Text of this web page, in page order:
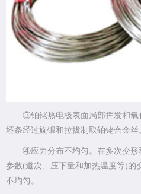
③铂铑热电极表面局部挥发和氧
坯条经过旋锻和拉拔制取铂铑合金丝
④应力分布不均匀。在多次变形
参数(道次、压下量和加热温度等)的
不均匀。